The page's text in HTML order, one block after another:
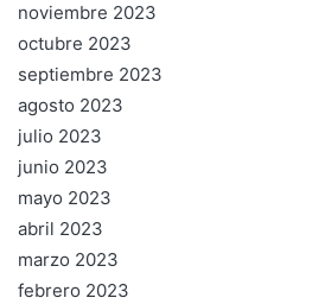
noviembre 2023
octubre 2023
septiembre 2023
agosto 2023
julio 2023
junio 2023
mayo 2023
abril 2023
marzo 2023
febrero 2023